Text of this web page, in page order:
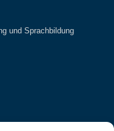
und Sprachbildung